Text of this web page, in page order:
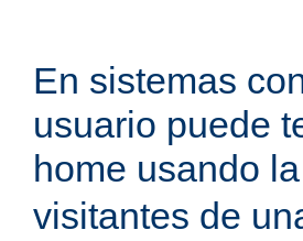
En sistemas
usuario puede
home usando
visitantes de